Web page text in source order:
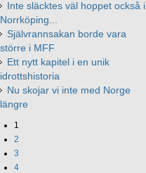
Inte släcktes väl hoppet också i
Norrköping...
Självrannsakan borde vara
större i MFF
Ett nytt kapitel i en unik
idrottshistoria
Nu skojar vi inte med Norge
längre
1
2
3
4